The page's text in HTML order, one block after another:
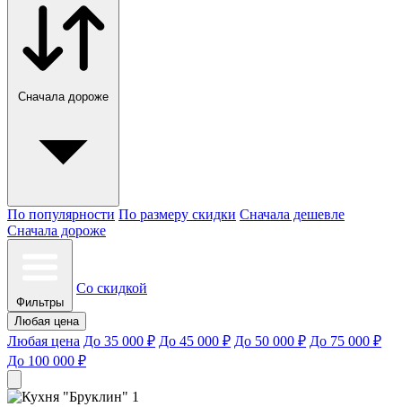
Сначала дороже
По популярности По размеру скидки Сначала дешевле
Сначала дороже
Фильтры
Со скидкой
Любая цена
Любая цена До 35 000 ₽ До 45 000 ₽ До 50 000 ₽ До 75 000 ₽
До 100 000 ₽